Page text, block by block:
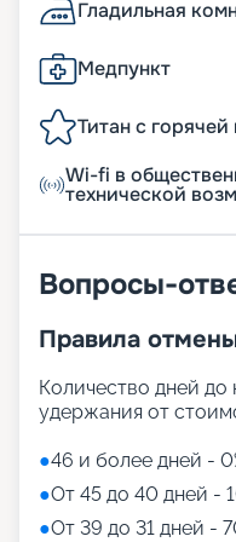
Гладильная
Медпункт
Титан с
Wi-fi в
технической
Вопросы-
Правила
Количество дней
удержания от
●46 и более дней -
●От 45 до 40 дней -
●От 39 до 31 дней -